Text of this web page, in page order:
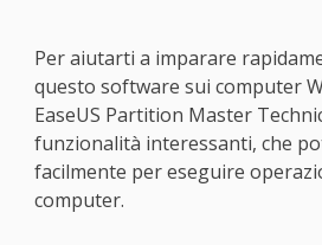
Per aiutarti a imparare
questo software sui computer
EaseUS Partition Master
funzionalità interessanti, che
facilmente per eseguire
computer.